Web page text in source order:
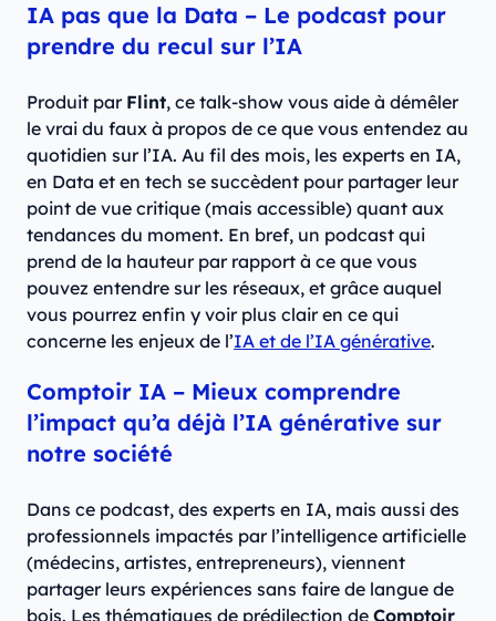
IA pas que la Data – Le podcast pour
prendre du recul sur l’IA
Produit par Flint, ce talk-show vous aide à démêler
le vrai du faux à propos de ce que vous entendez au
quotidien sur l’IA. Au fil des mois, les experts en IA,
en Data et en tech se succèdent pour partager leur
point de vue critique (mais accessible) quant aux
tendances du moment. En bref, un podcast qui
prend de la hauteur par rapport à ce que vous
pouvez entendre sur les réseaux, et grâce auquel
vous pourrez enfin y voir plus clair en ce qui
concerne les enjeux de l’IA et de l’IA générative.
Comptoir IA – Mieux comprendre
l’impact qu’a déjà l’IA générative sur
notre société
Dans ce podcast, des experts en IA, mais aussi des
professionnels impactés par l’intelligence artificielle
(médecins, artistes, entrepreneurs), viennent
partager leurs expériences sans faire de langue de
bois. Les thématiques de prédilection de Comptoir